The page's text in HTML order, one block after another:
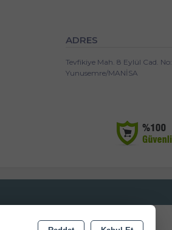
ADRES
Tevfikiye Mah. 8 Eylül Cad.
Yunusemre/MANİSA